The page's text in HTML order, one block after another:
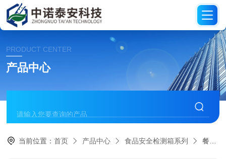
PRODUCT CENTER
产品中心
当前位置：首页 产品中心 食品安全检测箱系列 餐饮具卫生现场采样检测箱CJ-2型